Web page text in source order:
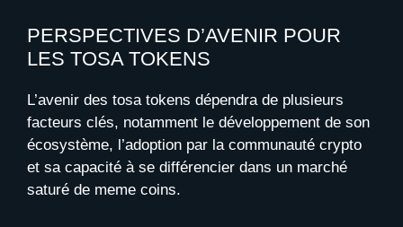
PERSPECTIVES D’AVENIR POUR
LES TOSA TOKENS
L’avenir des tosa tokens dépendra de plusieurs
facteurs clés, notamment le développement de son
écosystème, l’adoption par la communauté crypto
et sa capacité à se différencier dans un marché
saturé de meme coins.